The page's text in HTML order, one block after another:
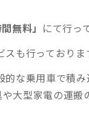
間無料」 にて行っ
も行っておりま
な乗用車で積
大型家電の運搬